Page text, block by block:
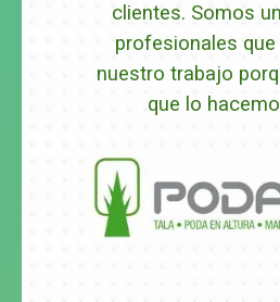
clientes. Somos
profesionales
nuestro trabajo
que lo